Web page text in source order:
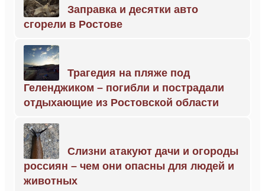
Заправка и десятки авто
сгорели в Ростове
Трагедия на пляже под
Геленджиком – погибли и пострадали
отдыхающие из Ростовской области
Слизни атакуют дачи и огороды
россиян – чем они опасны для людей и
животных